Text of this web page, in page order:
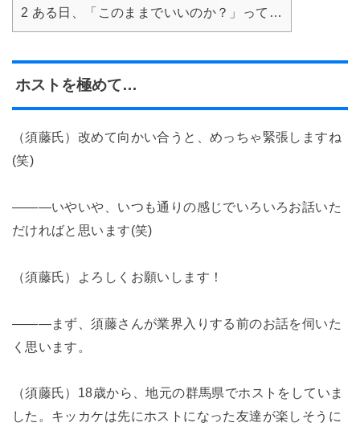
2 ある日、「このままでいいのか？」って…
ホストを極めて…
（須藤氏）改めて向かい合うと、めっちゃ緊張しますね
(笑)
―――いやいや、いつも通りの感じでいろいろお話いた
だければと思います(笑)
（須藤氏）よろしくお願いします！
―――まず、須藤さんが業界入りする前のお話を伺いた
く思います。
（須藤氏）18歳から、地元の群馬県でホストをしていま
した。キッカケは先にホストになった友達が楽しそうに